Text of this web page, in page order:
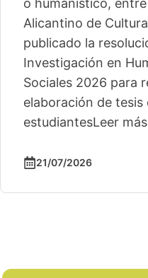
o humanístico,
Alicantino de
publicado la
Investigación en
Sociales 2026 para
elaboración de
estudiantesLeer más
21/07/2026